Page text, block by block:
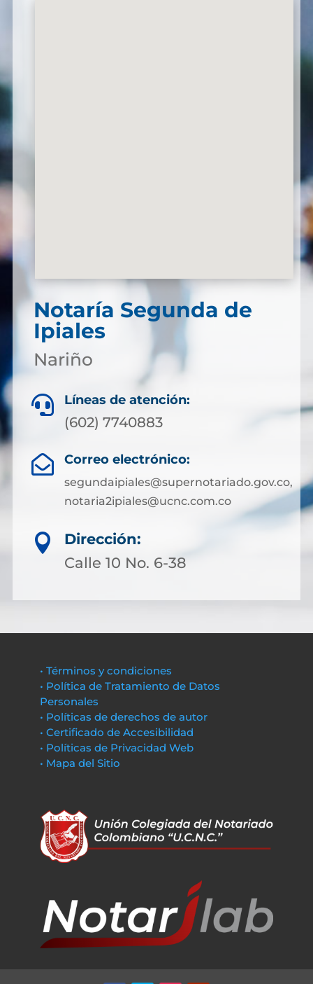
Notaría Segunda de
Ipiales
Nariño
 Líneas de atención:
(602) 7740883
 Correo electrónico:
segundaipiales@supernotariado.gov.co,
notaria2ipiales@ucnc.com.co

Dirección:
Calle 10 No. 6-38
• Términos y condiciones
• Política de Tratamiento de Datos
Personales
• Políticas de derechos de autor
• Certificado de Accesibilidad
• Políticas de Privacidad Web
• Mapa del Sitio